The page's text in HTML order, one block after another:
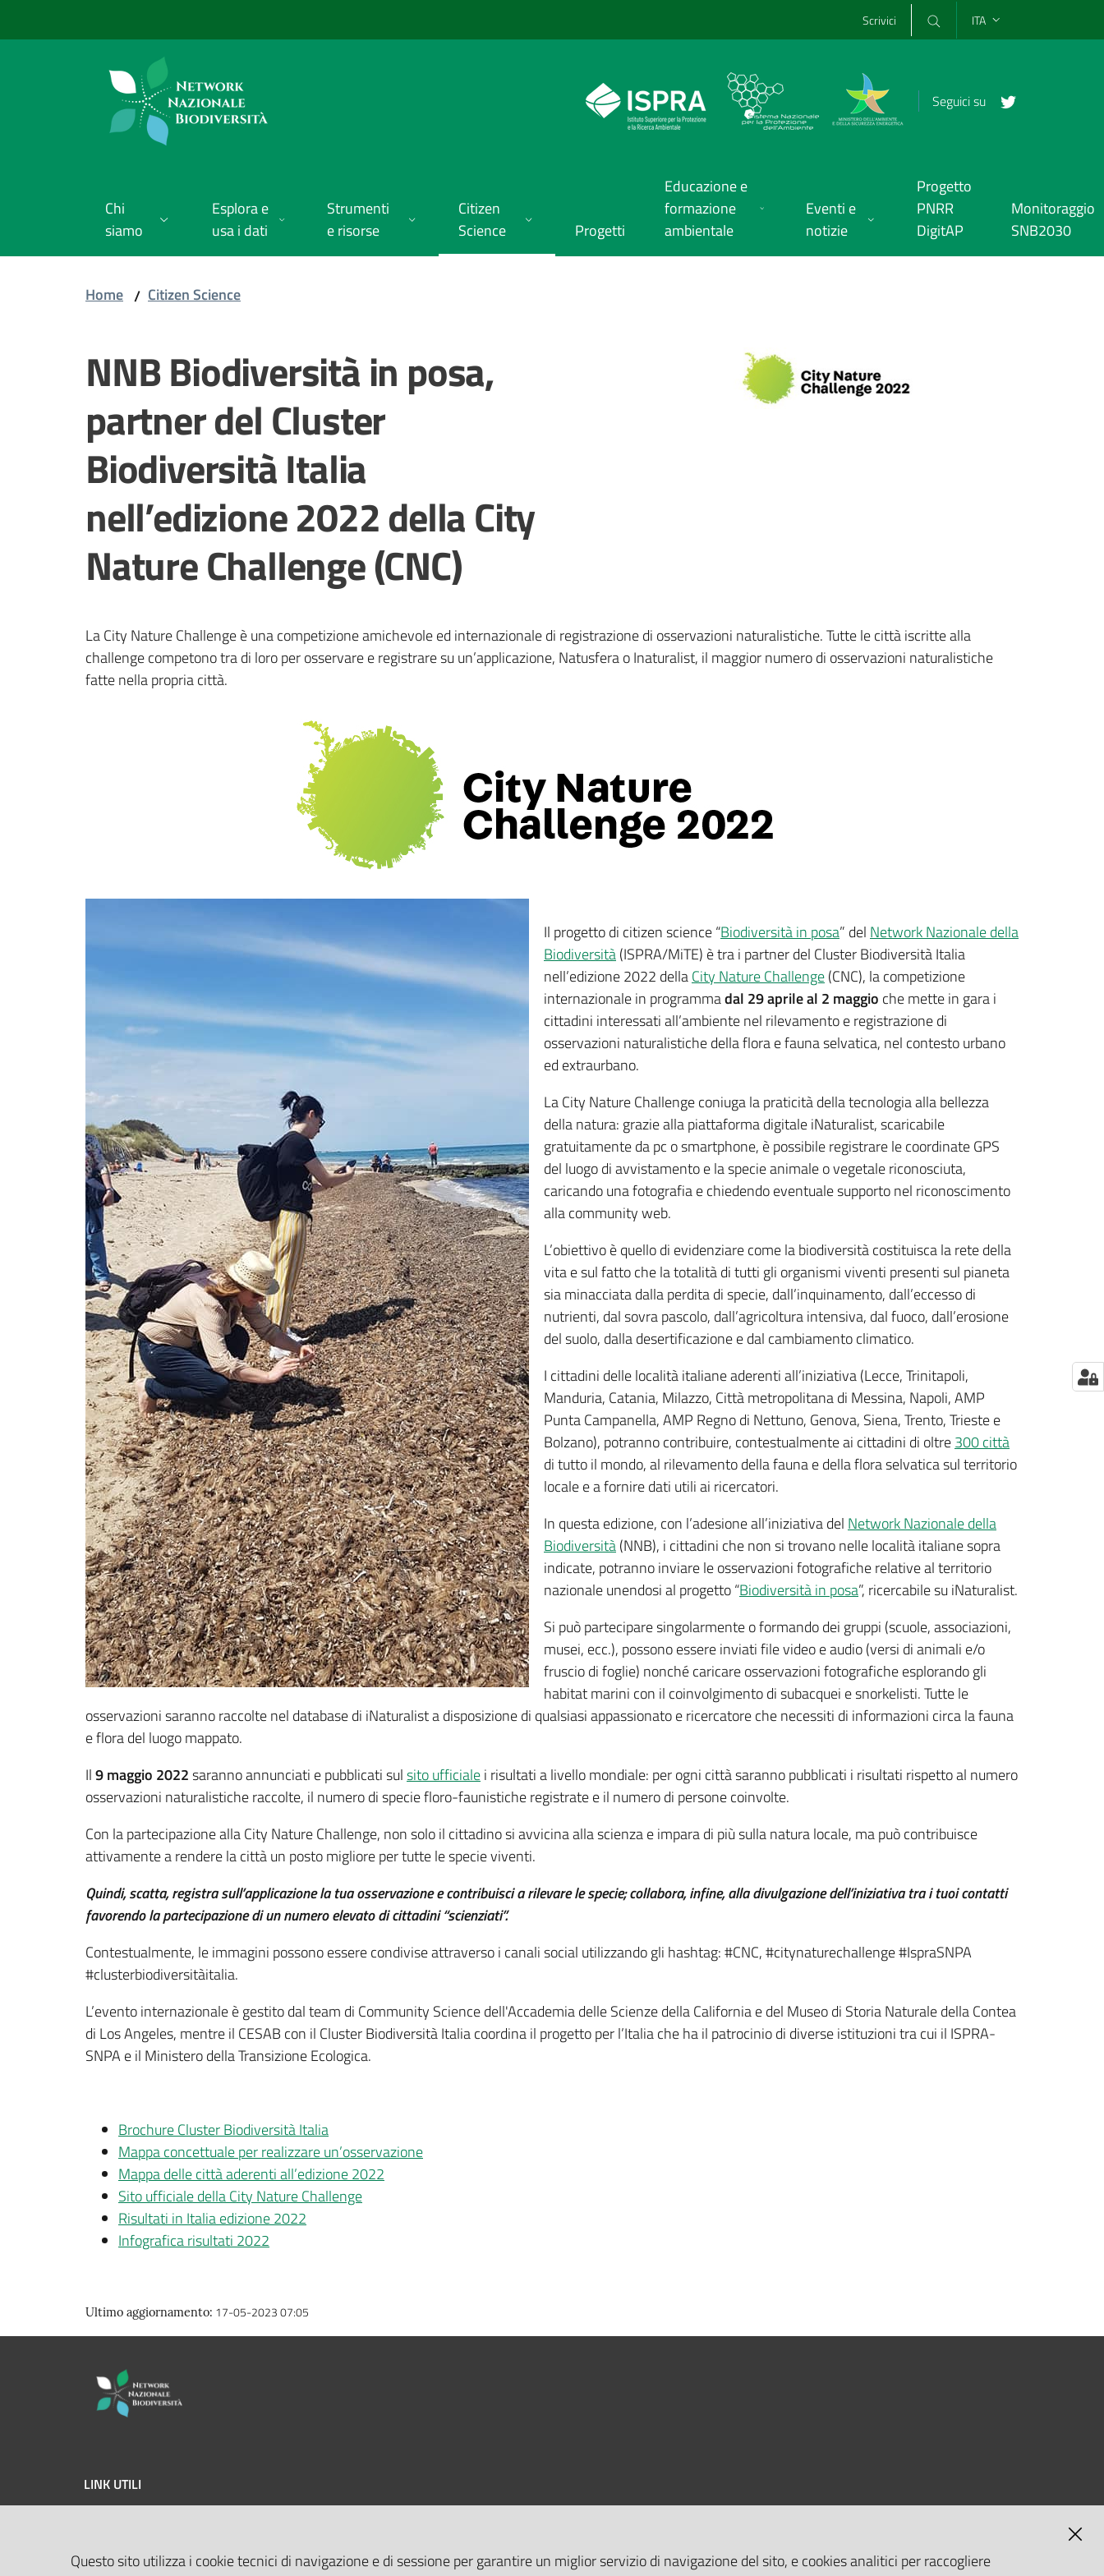
Scrivici ITA
Seguici su
Chi
siamo
Esplora e
usa i dati
Strumenti
e risorse
Citizen
Science
Progetti
Educazione e
formazione
ambientale
Eventi e
notizie
Progetto
PNRR
DigitAP
Monitoraggio
SNB2030
Home / Citizen Science
NNB Biodiversità in posa,
partner del Cluster
Biodiversità Italia
nell’edizione 2022 della City
Nature Challenge (CNC)
La City Nature Challenge è una competizione amichevole ed internazionale di registrazione di osservazioni naturalistiche. Tutte le città iscritte alla
challenge competono tra di loro per osservare e registrare su un’applicazione, Natusfera o Inaturalist, il maggior numero di osservazioni naturalistiche
fatte nella propria città.
Il progetto di citizen science “Biodiversità in posa” del Network Nazionale della
Biodiversità(ISPRA/MiTE) è tra i partner del Cluster Biodiversità Italia
nell’edizione 2022 dellaCity Nature Challenge(CNC), la competizione
internazionale in programmadal 29 aprileal 2 maggio che mette in gara i
cittadini interessati all’ambiente nel rilevamento e registrazione di
osservazioni naturalistiche della flora e fauna selvatica, nel contesto urbano
ed extraurbano.
La City Nature Challenge coniuga la praticità della tecnologia alla bellezza
della natura: grazie alla piattaforma digitale iNaturalist, scaricabile
gratuitamente da pc o smartphone, è possibile registrare le coordinate GPS
del luogo di avvistamento e la specie animale o vegetale riconosciuta,
caricando una fotografia e chiedendo eventuale supporto nel riconoscimento
alla community web.
L’obiettivo è quello di evidenziare come la biodiversità costituisca la rete della
vita e sul fatto che la totalità di tutti gli organismi viventi presenti sul pianeta
sia minacciata dalla perdita di specie, dall’inquinamento, dall’eccesso di
nutrienti, dal sovra pascolo, dall’agricoltura intensiva, dal fuoco, dall’erosione
del suolo, dalla desertificazione e dal cambiamento climatico.
I cittadini delle località italiane aderenti all’iniziativa (Lecce, Trinitapoli,
Manduria, Catania, Milazzo, Città metropolitana di Messina, Napoli, AMP
Punta Campanella, AMP Regno di Nettuno, Genova, Siena, Trento, Trieste e
Bolzano), potranno contribuire, contestualmente ai cittadini di oltre300 città
di tutto il mondo, al rilevamento della fauna e della flora selvatica sul territorio
locale e a fornire dati utili ai ricercatori.
In questa edizione, con l’adesione all’iniziativa del Network Nazionale della
Biodiversità(NNB), i cittadini che non si trovano nelle località italiane sopra
indicate, potranno inviare le osservazioni fotografiche relative al territorio
nazionale unendosi al progetto “Biodiversità in posa”, ricercabile su iNaturalist.
Si può partecipare singolarmente o formando dei gruppi (scuole, associazioni,
musei, ecc.), possono essere inviati file video e audio (versi di animali e/o
fruscio di foglie) nonché caricare osservazioni fotografiche esplorando gli
habitat marini con il coinvolgimento di subacquei e snorkelisti. Tutte le
osservazioni saranno raccolte nel database di iNaturalist a disposizione di qualsiasi appassionato e ricercatore che necessiti di informazioni circa la fauna
e flora del luogo mappato.
Il9 maggio 2022saranno annunciati e pubblicati sulsito ufficialei risultati a livello mondiale: per ogni città saranno pubblicati i risultati rispetto al numero
osservazioni naturalistiche raccolte, il numero di specie floro-faunistiche registrate e il numero di persone coinvolte.
Con la partecipazione alla City Nature Challenge, non solo il cittadino si avvicina alla scienza e impara di più sulla natura locale, ma può contribuisce
attivamente a rendere la città un posto migliore per tutte le specie viventi.
Quindi, scatta, registra sull’applicazione la tua osservazione e contribuisci a rilevare le specie; collabora, infine, alla divulgazione dell’iniziativa tra i tuoi contatti
favorendo la partecipazione di un numero elevato di cittadini “scienziati”.
Contestualmente, le immagini possono essere condivise attraverso i canali social utilizzando gli hashtag: #CNC, #citynaturechallenge #IspraSNPA
#clusterbiodiversitàitalia.
L’evento internazionale è gestito dal team di Community Science dell'Accademia delle Scienze della California e del Museo di Storia Naturale della Contea
di Los Angeles, mentre il CESAB con il Cluster Biodiversità Italia coordina il progetto per l’Italia che ha il patrocinio di diverse istituzioni tra cui il ISPRA-
SNPA e il Ministero della Transizione Ecologica.
Brochure Cluster Biodiversità Italia
Mappa concettuale per realizzare un’osservazione
Mappa delle città aderenti all’edizione 2022
Sito ufficiale della City Nature Challenge
Risultati in Italia edizione 2022
Infografica risultati 2022
Ultimo aggiornamento: 17-05-2023 07:05
LINK UTILI
ISPRA
Questo sito utilizza i cookie tecnici di navigazione e di sessione per garantire un miglior servizio di navigazione del sito, e cookies analitici per raccogliere